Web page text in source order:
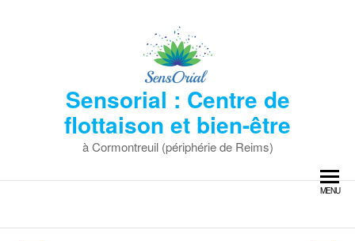
Sensorial : Centre de
flottaison et bien-être
à Cormontreuil (périphérie de Reims)
MENU